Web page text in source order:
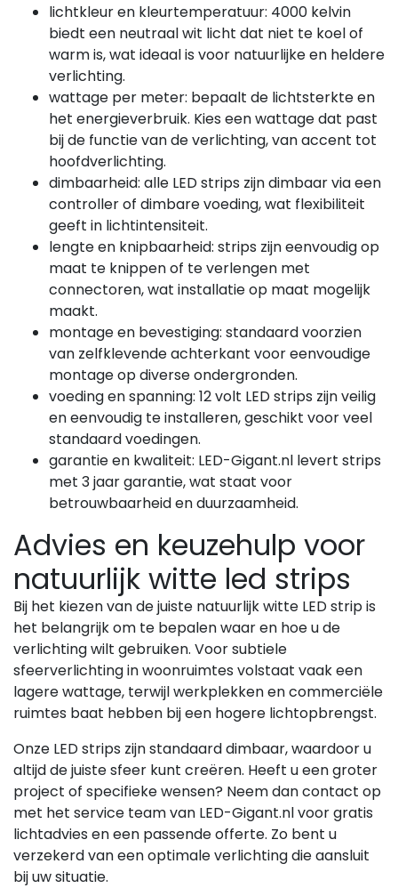
lichtkleur en kleurtemperatuur: 4000 kelvin
biedt een neutraal wit licht dat niet te koel of
warm is, wat ideaal is voor natuurlijke en heldere
verlichting.
wattage per meter: bepaalt de lichtsterkte en
het energieverbruik. Kies een wattage dat past
bij de functie van de verlichting, van accent tot
hoofdverlichting.
dimbaarheid: alle LED strips zijn dimbaar via een
controller of dimbare voeding, wat flexibiliteit
geeft in lichtintensiteit.
lengte en knipbaarheid: strips zijn eenvoudig op
maat te knippen of te verlengen met
connectoren, wat installatie op maat mogelijk
maakt.
montage en bevestiging: standaard voorzien
van zelfklevende achterkant voor eenvoudige
montage op diverse ondergronden.
voeding en spanning: 12 volt LED strips zijn veilig
en eenvoudig te installeren, geschikt voor veel
standaard voedingen.
garantie en kwaliteit: LED-Gigant.nl levert strips
met 3 jaar garantie, wat staat voor
betrouwbaarheid en duurzaamheid.
Advies en keuzehulp voor
natuurlijk witte led strips
Bij het kiezen van de juiste natuurlijk witte LED strip is
het belangrijk om te bepalen waar en hoe u de
verlichting wilt gebruiken. Voor subtiele
sfeerverlichting in woonruimtes volstaat vaak een
lagere wattage, terwijl werkplekken en commerciële
ruimtes baat hebben bij een hogere lichtopbrengst.
Onze LED strips zijn standaard dimbaar, waardoor u
altijd de juiste sfeer kunt creëren. Heeft u een groter
project of specifieke wensen? Neem dan contact op
met het service team van LED-Gigant.nl voor gratis
lichtadvies en een passende offerte. Zo bent u
verzekerd van een optimale verlichting die aansluit
bij uw situatie.